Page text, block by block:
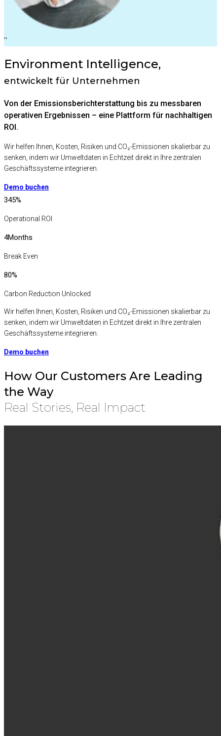
”
Environment Intelligence,
entwickelt für Unternehmen
Von der Emissionsberichterstattung bis zu messbaren
operativen Ergebnissen – eine Plattform für nachhaltigen
ROI.
Wir helfen Ihnen, Kosten, Risiken und CO₂-Emissionen skalierbar zu
senken, indem wir Umweltdaten in Echtzeit direkt in Ihre zentralen
Geschäftssysteme integrieren.
Demo buchen
345%
Operational ROI
4Months
Break Even
80%
Carbon Reduction Unlocked
Wir helfen Ihnen, Kosten, Risiken und CO₂-Emissionen skalierbar zu
senken, indem wir Umweltdaten in Echtzeit direkt in Ihre zentralen
Geschäftssysteme integrieren.
Demo buchen
How Our Customers Are Leading
the Way
Real Stories, Real Impact